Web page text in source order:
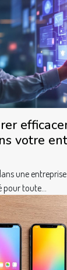
votre
une
pour toute...